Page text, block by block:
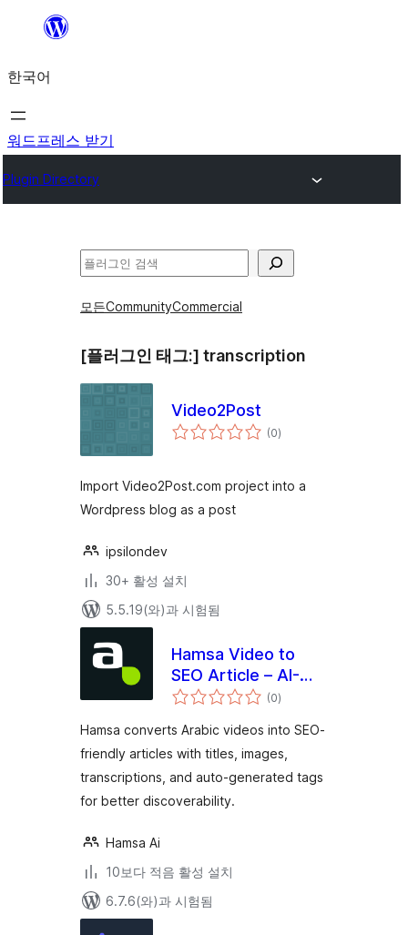
츠
로
바
가
한국어
워드프레스 받기
Plugin Directory
검
모든CommunityCommercial
[플러그인 태그:] transcription
Video2Post
(0전
체)
Import Video2Post.com project into a
Wordpress blog as a post
ipsilondev
30+ 활성 설치
5.5.19(와)과 시험됨
Hamsa Video to
SEO Article – AI-
Powered Arabic
Content Creation
(0전
체
점
)
Hamsa converts Arabic videos into SEO-
friendly articles with titles, images,
transcriptions, and auto-generated tags
for better discoverability.
Hamsa Ai
10보다 적음 활성 설치
6.7.6(와)과 시험됨